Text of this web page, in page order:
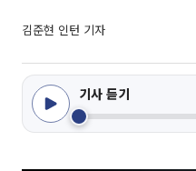
김준현 인턴 기자
기사 듣기